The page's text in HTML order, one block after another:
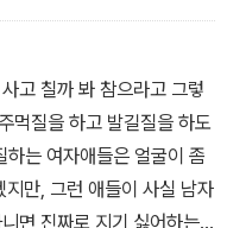
리고 도망간다거나 장난
. 그런데 가끔 여자애들한
세지 않나. 우리 애가 점잖
로 이길 수 있다고 생각하
로 등을 때리고 난리도 아
는 모양이야. 사실 우리 애
이야, 여자애들 부모도 정
고 칠까 봐 참으라고 그렇
먹질을 하고 발길질을 하도
는 여자애들은 얼굴이 좀
만, 그런 애들이 사실 남자
면 진짜로 지기 싫어하는